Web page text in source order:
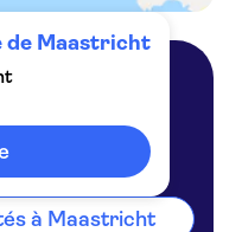
de Maastricht
Bas
à Maastricht